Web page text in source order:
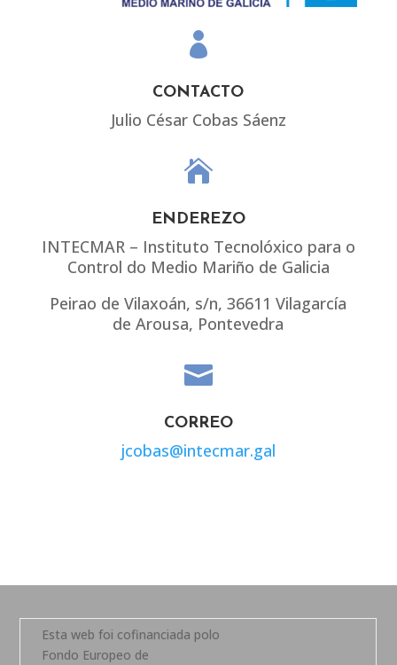

CONTACTO
Julio César Cobas Sáenz

ENDEREZO
INTECMAR – Instituto Tecnolóxico para o
Control do Medio Mariño de Galicia
Peirao de Vilaxoán, s/n, 36611 Vilagarcía
de Arousa, Pontevedra

CORREO
jcobas@intecmar.gal
Esta web foi cofinanciada polo
Fondo Europeo de